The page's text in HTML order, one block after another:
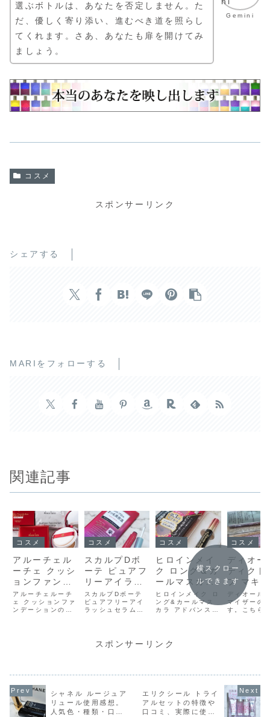
Gemini
選ぶボトルは、あなたを否定しません。た
だ、優しく寄り添い、進むべき道を照らし
てくれます。さあ、あなたも扉を開けてみ
ましょう。
コスメ
スポンサーリンク
シェアする
MARIをフォローする
関連記事
コスメ
アルーチェル
ーチェ クッシ
ョンファンデ
ーションの口
コミ・使用感
想
アルーチェルーチ
ェ クッションファ
ンデーションの感
ュラルベージュを
選びました。箱か
ら出すと、赤い...
コスメ
スカルプDボ
ーテ ピュアフ
リーアイラッ
シュセラムの
口コミと使い
方
スカルプDボーテ
ピュアフリーアイ
ラッシュセラムを
のが気になってマ
ツエクやめたけ
ました。チップが
フワフワなの
で、...
コスメ
ヒロインメイ
ク ロング＆カ
ールマスカラ
アドバンスト
フィルム感想
ヒロインメイク ロ
ング&カールマス
カラ アドバンスト
ぐらいです。今回
買ったのは、選ん
ました。私には無
難で失敗のな...
コスメ
ディオー
ディクト
プ マキ
ザー効果
選び・感
ディオール
マイザーの
す。こちら
を試してい
ど、グロス
ィオールマ
横スクロー
ルできます
スポンサーリンク
シャネル ルージュア
リュール使用感想。
人気色・種類・口コ
エリクシール トライ
アルセットの特徴や
口コミ、実際に使っ